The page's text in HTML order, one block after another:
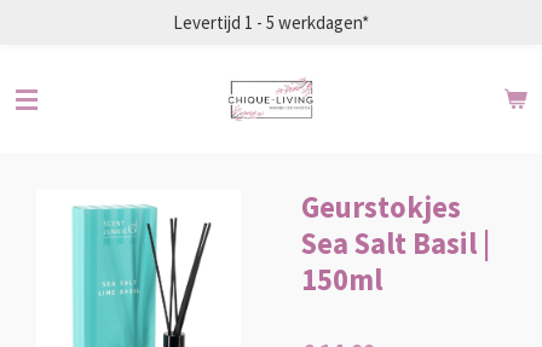
de
Levertijd 1 - 5 werkdagen*
Geurstokjes
Sea Salt Basil |
150ml